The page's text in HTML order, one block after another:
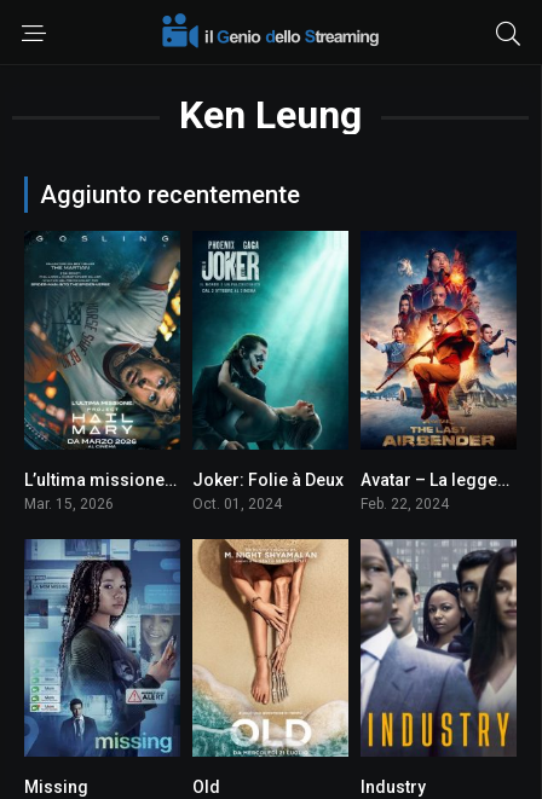
Ken Leung
Aggiunto recentemente
0L’ultima missione: Project Hail Mary
Mar. 15, 2026
0
Joker: Folie à Deux
Oct. 01, 2024
9.6
Avatar – La leggenda di Aang
Feb. 22, 2024
Missing Old Industry